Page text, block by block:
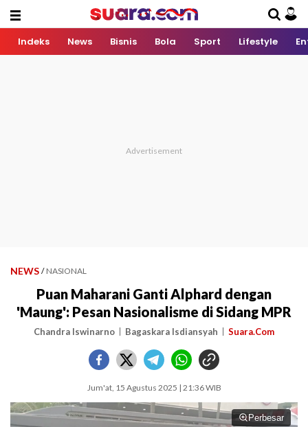
Indeks News Bisnis Bola Sport Lifestyle
NEWS / NASIONAL
Puan Maharani Ganti Alphard dengan
'Maung': Pesan Nasionalisme di Sidang MPR
Chandra Iswinarno Bagaskara Isdiansyah Suara.Com
Jum'at, 15 Agustus 2025 | 21:36 WIB
Perbesar